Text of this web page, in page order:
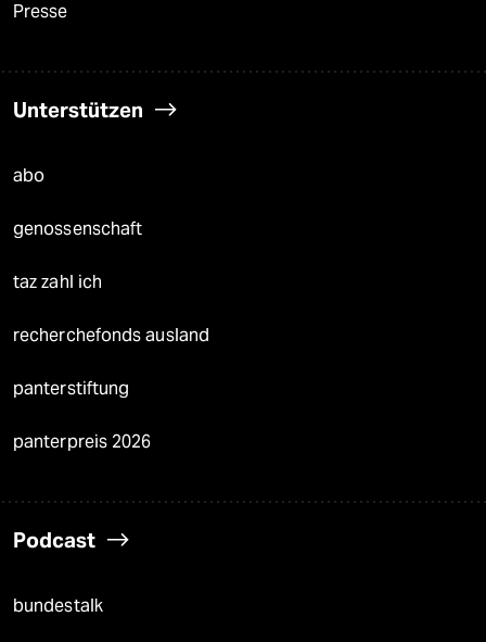
Presse
Unterstützen
abo
genossenschaft
taz zahl ich
recherchefonds ausland
panterstiftung
panterpreis 2026
Podcast
bundestalk